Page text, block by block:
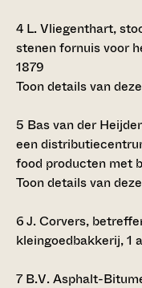
4 L. Vliegenthart,
stenen fornuis voor
1879
Toon details van
5 Bas van der
een
food producten met
Toon details van
6J. Corvers,
kleingoedbakkerij, 1
7 B.V. Asphalt-